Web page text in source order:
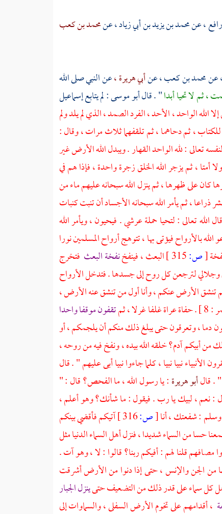
،عنمحمد بن يزيد بن أبي زياد ،عنمحمد بن كعب
عنمحمد بن كعب ،عنأبي هريرة ،عن النبي صلى الله
ثم لا تحيا أبدا" . قالأبو موسى: لم يتابع إسماعيل
إلا الله الواحد ، الأحد ، الفرد الصمد ، الذي لم يلد ولم
، ثم دحاهما ، ثم تلقفهما ثلاث مرات ، وقال :
تعالى : لله الواحد القهار . ويبدل الله الأرض غير
، ثم يزجر الله الخلق زجرة واحدة ، فإذا هم في
كان على ظهرها ، ثم ينزل الله سبحانه عليهم ماء من
ذراعا ، ثم يأمر الله سبحانه الأجساد أن تنبت كنبات
تعالى : لتحيا حملة عرشي . فيحيون ، ويأمر الله
بالأرواح فيؤتى بها ، تتوهج أرواح المسلمين نورا
[ص: البعث ، فينفخنفخة البعث فتخرج
وجلالي لترجعن كل روح إلى جسدها . فتدخل الأرواح
تنشق الأرض عنكم ، وأنا أول من تنشق عنه الأرض ،
غرلا ، ثم
تقفون موقفا واحدا
دما ، وتعرقون حتى يبلغ ذلك منكم أن يلجمكم ، أو
أبيكم آدم؟ خلقه الله بيده ، ونفخ فيه من روحه ،
نبيا نبيا ، كلما جاءوا نبيا أبى عليهم " . قال
. قالأبو هريرة: يا رسول الله ، ما الفحص؟ قال : "
: نعم ، لبيك يا رب . فيقول : ما شأنك؟ وهو أعلم ،
: شفعتك ، أنا[ص:316 ]
آتيكم فأقضي بينكم
حسا من السماء شديدا ، فنزل أهل السماء الدنيا مثل
قلنا لهم : أفيكم ربنا؟ قالوا : لا ، وهو آت .
من الجن والإنس ، حتى إذا دنوا من الأرض أشرقت
كل سماء على قدر ذلك من التضعيف حتىينزل الجبار
، أقدامهم على تخوم الأرض السفلى ، والسماوات إلى